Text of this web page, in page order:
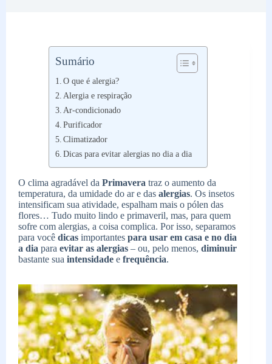
Sumário
O que é alergia?
Alergia e respiração
Ar-condicionado
Purificador
Climatizador
Dicas para evitar alergias no dia a dia
O clima agradável da Primavera traz o aumento da
temperatura, da umidade do ar e das alergias. Os insetos
intensificam sua atividade, espalham mais o pólen das
flores… Tudo muito lindo e primaveril, mas, para quem
sofre com alergias, a coisa complica. Por isso, separamos
para você dicas importantes para usar em casa e no dia
a dia para evitar as alergias – ou, pelo menos, diminuir
bastante sua intensidade e frequência.